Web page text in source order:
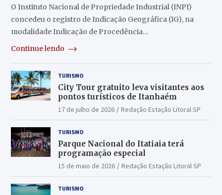
O Instituto Nacional de Propriedade Industrial (INPI)
concedeu o registro de Indicação Geográfica (IG), na
modalidade Indicação de Procedência…
Continue lendo
TURISMO
City Tour gratuito leva visitantes aos
pontos turísticos de Itanhaém
17 de julho de 2026 Redação Estação Litoral SP
TURISMO
Parque Nacional do Itatiaia terá
programação especial
15 de maio de 2026 Redação Estação Litoral SP
TURISMO